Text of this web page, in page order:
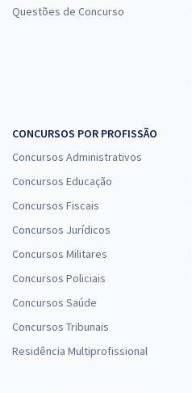
Questões de Concurso
CONCURSOS POR PROFISSÃO
Concursos Administrativos
Concursos Educação
Concursos Fiscais
Concursos Jurídicos
Concursos Militares
Concursos Policiais
Concursos Saúde
Concursos Tribunais
Residência Multiprofissional